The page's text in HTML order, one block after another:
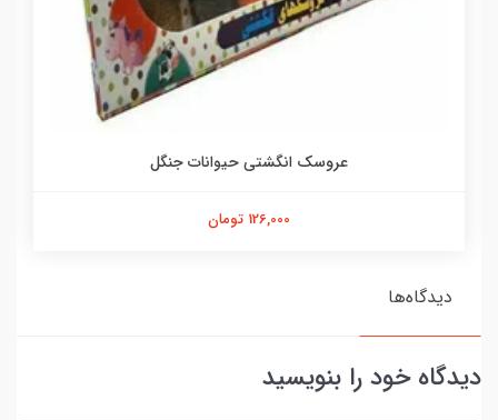
عروسک انگشتی حیوانات جنگل
126,000 تومان
دیدگاه‌ها
دیدگاه خود را بنویسید